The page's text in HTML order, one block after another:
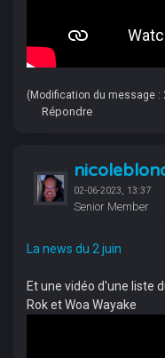
(Modification du message :
Répondre
02-06-2023, 13:37
Senior Member
La news du 2 juin
Et une vidéo d'une liste
Rok et Woa Wayake